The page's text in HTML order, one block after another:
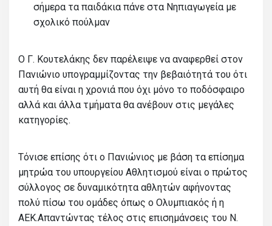
σήμερα τα παιδάκια πάνε στα Νηπιαγωγεία με
σχολικό πούλμαν
Ο Γ. Κουτελάκης δεν παρέλειψε να αναφερθεί στον
Πανιώνιο υπογραμμίζοντας την βεβαιότητά του ότι
αυτή θα είναι η χρονιά που όχι μόνο το ποδόσφαιρο
αλλά και άλλα τμήματα θα ανέβουν στις μεγάλες
κατηγορίες.
Τόνισε επίσης ότι ο Πανιώνιος με βάση τα επίσημα
μητρώα του υπουργείου Αθλητισμού είναι ο πρώτος
σύλλογος σε δυναμικότητα αθλητών αφήνοντας
πολύ πίσω του ομάδες όπως ο Ολυμπιακός ή η
ΑΕΚ.Απαντώντας τέλος στις επισημάνσεις του Ν.